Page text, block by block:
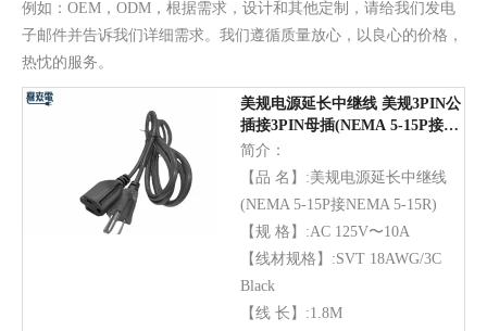
例如：OEM，ODM，根据需求，设计和其他定制，请给我们发电
子邮件并告诉我们详细需求。我们遵循质量放心，以良心的价格，
热忱的服务。
美规电源延长中继线 美规3PIN公
插接3PIN母插(NEMA 5-15P接
NEMA 5-15R)
简介：
【品 名】:美规电源延长中继线
(NEMA 5-15P接NEMA 5-15R)
【规 格】:AC 125V〜10A
【线材规格】:SVT 18AWG/3C
Black
【线 长】:1.8M